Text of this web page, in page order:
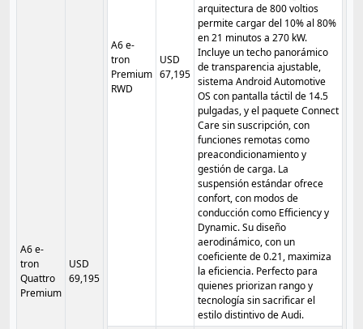
A6 e-
tron
Quattro
Premium
USD
69,195
A6 e-
tron
Premium
RWD
USD
67,195
arquitectura de 800 voltios
permite cargar del 10% al 80%
en 21 minutos a 270 kW.
Incluye un techo panorámico
de transparencia ajustable,
sistema Android Automotive
OS con pantalla táctil de 14.5
pulgadas, y el paquete Connect
Care sin suscripción, con
funciones remotas como
preacondicionamiento y
gestión de carga. La
suspensión estándar ofrece
confort, con modos de
conducción como Efficiency y
Dynamic. Su diseño
aerodinámico, con un
coeficiente de 0.21, maximiza
la eficiencia. Perfecto para
quienes priorizan rango y
tecnología sin sacrificar el
estilo distintivo de Audi.